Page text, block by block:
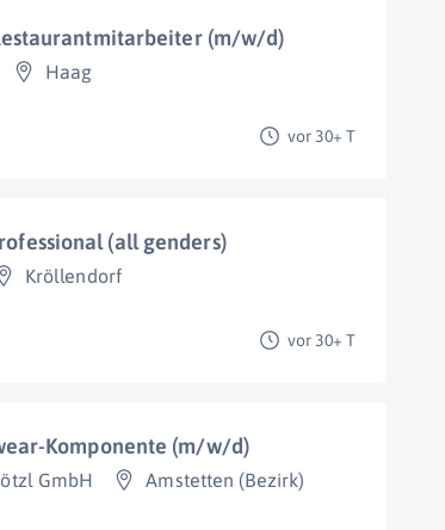
(m/w/d)
Haag
vor 30+ T
(all genders)
Kröllendorf
vor 30+ T
Komponente (m/w/d)
GmbH Amstetten (Bezirk)